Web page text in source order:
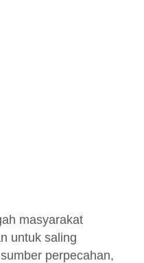
masyarakat
untuk saling
perpecahan,